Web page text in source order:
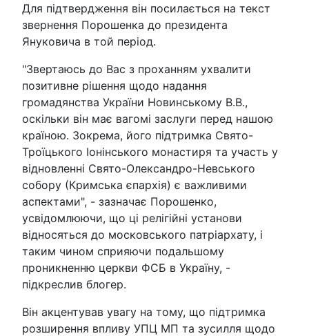
Для підтвердження він посилається на текст
звернення Порошенка до президента
Януковича в той період.
"Звертаюсь до Вас з проханням ухвалити
позитивне рішення щодо надання
громадянства України Новинському В.В.,
оскільки він має вагомі заслуги перед нашою
країною. Зокрема, його підтримка Свято-
Троїцького Іонінського монастиря та участь у
відновленні Свято-Олександро-Невського
собору (Кримська єпархія) є важливими
аспектами", - зазначає Порошенко,
усвідомлюючи, що ці релігійні установи
відносяться до московського патріархату, і
таким чином сприяючи подальшому
проникненню церкви ФСБ в Україну, -
підкреслив блогер.
Він акцентував увагу на тому, що підтримка
розширення впливу УПЦ МП та зусилля щодо